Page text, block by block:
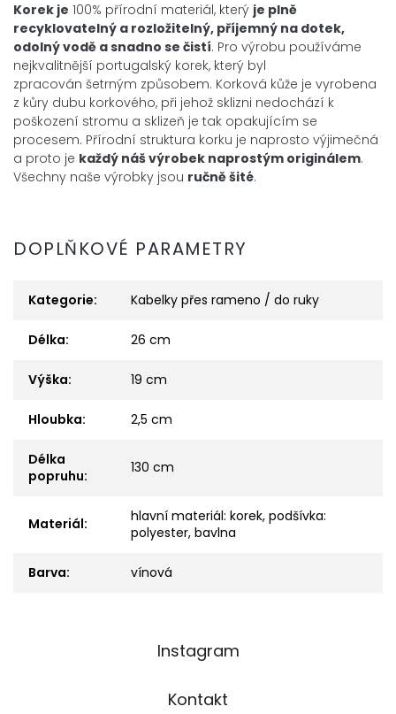
Korek je 100% přírodní materiál, který je plně
recyklovatelný a rozložitelný, příjemný na dotek,
odolný vodě a snadno se čistí. Pro výrobu používáme
nejkvalitnější portugalský korek, který byl
zpracován šetrným způsobem. Korková kůže je vyrobena
z kůry dubu korkového, při jehož sklizni nedochází k
poškození stromu a sklizeň je tak opakujícím se
procesem. Přírodní struktura korku je naprosto výjimečná
a proto je každý náš výrobek naprostým originálem.
Všechny naše výrobky jsou ručně šité.
DOPLŇKOVÉ PARAMETRY
Kategorie: Kabelky přes rameno / do ruky
Délka: 26 cm
Výška: 19 cm
Hloubka: 2,5 cm
Délka
popruhu: 130 cm
Materiál:
hlavní materiál: korek, podšívka:
polyester, bavlna
Barva: vínová
Instagram
Kontakt